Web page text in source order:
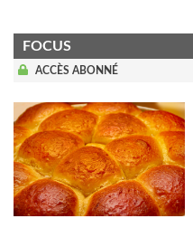
FOCUS
ACCÈS ABONNÉ